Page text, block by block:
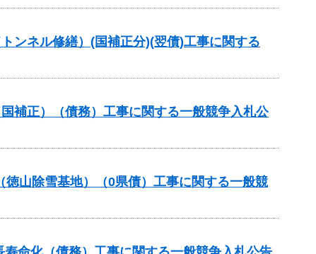
ンネル修繕）(国補正分)(翌債)工事に関する
補正）（債務）工事に関する一般競争入札公
山除雪基地）（0県債）工事に関する一般競